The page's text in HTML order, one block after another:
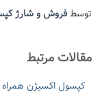
توسطفروش و شارژ
مقالات مرتبط
کپسول اکسیژن همراه